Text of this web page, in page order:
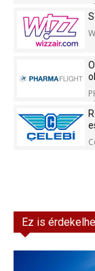
Kft.
Kft.
Ez is